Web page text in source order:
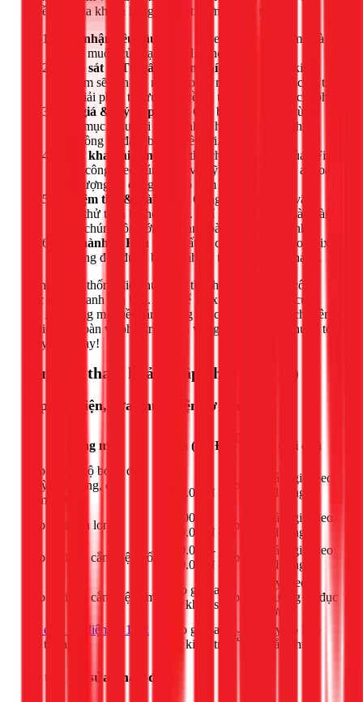
quyền lợi của khách hàng và chất lượng công trình.
Tiếp nhận yêu cầu:
Lắng nghe nhu cầu, quy mô và
mong muốn của bạn qua Hotline hoặc Zalo.
Khảo sát & Tư vấn (Miễn phí):
Thợ cả giàu kinh
nghiệm sẽ đến tận nơi khảo sát mặt bằng, đo đạc và tư
vấn giải pháp tối ưu nhất về kỹ thuật, vật tư và chi phí.
Báo giá & Ký hợp đồng:
Gửi báo giá chi tiết từng
hạng mục. Sau khi thống nhất, hai bên tiến hành ký
hợp đồng để đảm bảo quyền lợi.
Triển khai thi công:
Đội thợ chuyên nghiệp của 1Fix
sẽ thi công theo đúng bản vẽ kỹ thuật, đảm bảo an toàn,
chất lượng và đúng tiến độ cam kết.
Nghiệm thu & Bàn giao:
Cùng bạn kiểm tra, vận
hành thử toàn bộ hệ thống. Chỉ khi bạn hoàn toàn hài
lòng, chúng tôi mới tiến hành bàn giao công trình.
Bảo hành & Hậu mãi:
Tất cả các công trình do 1Fix
thi công đều được bảo hành uy tín lên đến 12 tháng.
Đừng để hệ thống điện nước trở thành nỗi lo cản trở công
việc kinh doanh của bạn. Hãy để 1Fix.vn đồng hành cùng
bạn xây dựng một nền tảng vững chắc cho salon tóc chuyên
nghiệp, an toàn và phát triển bền vững. Liên hệ với chúng tôi
ngay hôm nay!
Bảng giá tham khảo (Cập nhật 03/2026)
Lắp đặt điện, sửa chữa điện cơ bản
Hạng mục Giá (VNĐ)
Đơn
Ghi chú
Lắp mới 1 bộ bóng đèn
Huỳnh Quang, đèn
compact
150.000đ
bộ
Giảm giá theo
số lượng
Lắp mới đèn lon
40.000 -
150.000đ
bộ
Giảm giá theo
số lượng
Lắp mới 1 ổ cắm điện nổi
100.000 -
200.000đ
bộ
Giảm giá theo
số lượng
Lắp mới 1 ổ cắm điện âm
Báo giá sau
khi khảo sát
bộ
Tùy theo
phương án đục
tường
giá dịch vụ điện tại 1Fix
âm tường
Báo giá sau
khi kiểm tra
lần
Tùy độ khó
khắc phục
Dò tìm và sửa chập điện